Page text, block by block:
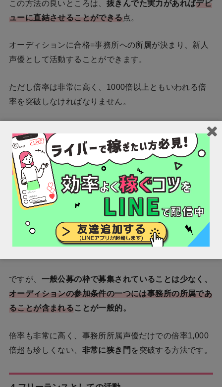
この方法の良いところは、 抜きんでた実力があればデビ
ューに直結させることができる 点。
オーディションに合格=事務所への所属が決まり、新人
声優として活動することができます。
ただし倍率は非常に高く、1000倍以上ともいわれる倍
率を突破しなければなりません。
3.作品のオーディションに参加
3つ目は、作品のキャラクターオーディションに参加
る方法です。
このオーディションは合格=出演につながるため、いち
ですが、 一般公募の枠で募集されていることは少なく、
オーディションの参加条件の一つには事務所の所属であ
ることが含まれることが一般的。
倍率も非常に高く、事務所所属声優だけでの倍率1,000
倍超も珍しくない、 非常に狭き門 を突破する方法です。